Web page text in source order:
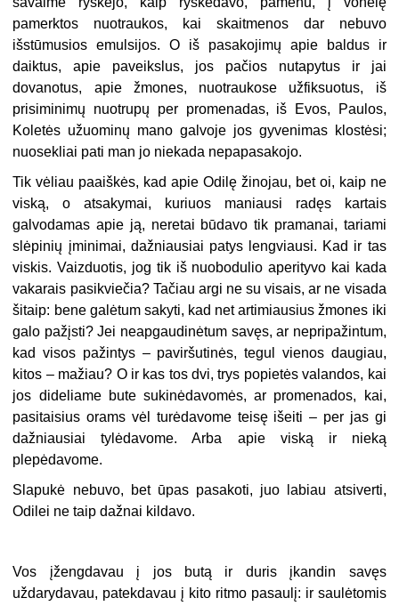
pamerktos nuotraukos, kai skaitmenos dar nebuvo
išstūmusios emulsijos. O iš pasakojimų apie baldus ir
daiktus, apie paveikslus, jos pačios nutapytus ir jai
dovanotus, apie žmones, nuotraukose užfiksuotus, iš
prisiminimų nuotrupų per promenadas, iš Evos, Paulos,
Koletės užuominų mano galvoje jos gyvenimas klostėsi;
nuosekliai pati man jo niekada nepapasakojo.
Tik vėliau paaiškės, kad apie Odilę žinojau, bet oi, kaip ne
viską, o atsakymai, kuriuos maniausi radęs kartais
galvodamas apie ją, neretai būdavo tik pramanai, tariami
slėpinių įminimai, dažniausiai patys lengviausi. Kad ir tas
viskis. Vaizduotis, jog tik iš nuobodulio aperityvo kai kada
vakarais pasikviečia? Tačiau argi ne su visais, ar ne visada
šitaip: bene galėtum sakyti, kad net artimiausius žmones iki
galo pažįsti? Jei neapgaudinėtum savęs, ar nepripažintum,
kad visos pažintys – paviršutinės, tegul vienos daugiau,
kitos – mažiau? O ir kas tos dvi, trys popietės valandos, kai
jos dideliame bute sukinėdavomės, ar promenados, kai,
pasitaisius orams vėl turėdavome teisę išeiti – per jas gi
dažniausiai tylėdavome. Arba apie viską ir nieką
plepėdavome.
Slapukė nebuvo, bet ūpas pasakoti, juo labiau atsiverti,
Odilei ne taip dažnai kildavo.
Vos įžengdavau į jos butą ir duris įkandin savęs
uždarydavau, patekdavau į kito ritmo pasaulį: ir saulėtomis